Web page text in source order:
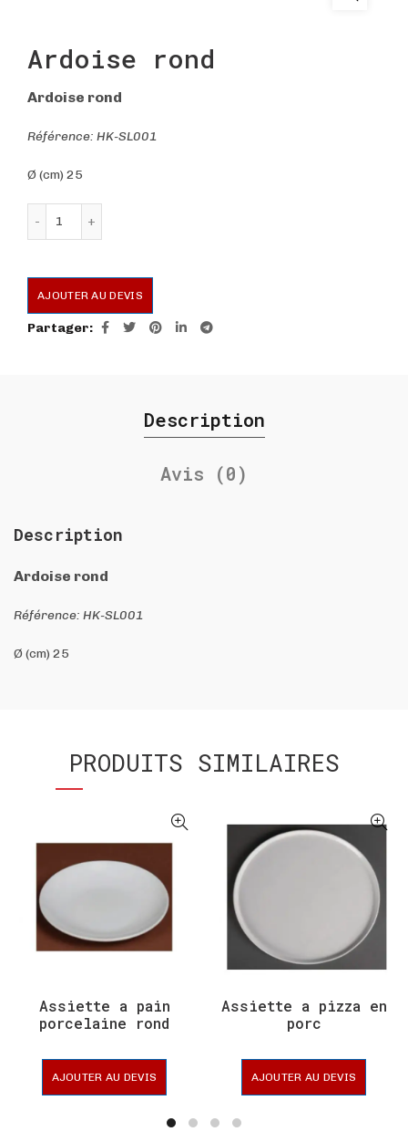
Ardoise rond
Ardoise rond
Référence: HK-SL001
Ø (cm) 25
AJOUTER AU DEVIS
Partager
Description
Avis (0)
Description
Ardoise rond
Référence: HK-SL001
Ø (cm) 25
PRODUITS SIMILAIRES
Assiette a pain
porcelaine rond
AJOUTER AU DEVIS
Assiette a pizza en
porc
AJOUTER AU DEVIS